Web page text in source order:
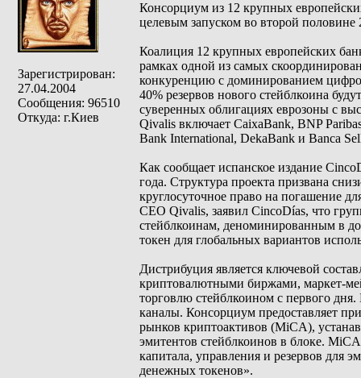
Зарегистрирован:
27.04.2004
Сообщения: 96510
Откуда: г.Киев
Консорциум из 12 крупных
целевым запуском во второй половине
Коалиция 12 крупных европейских
рамках одной из самых
конкуренцию с доминированием
40% резервов нового стейблкоина
суверенных облигациях еврозоны с
Qivalis включает CaixaBank, BNP
Bank International, DekaBank и Banca
Как сообщает испанское издание
года. Структура проекта призвана
круглосуточное право на погашение
CEO Qivalis, заявил CincoDías, что
стейблкоинам, деноминированным в
токен для глобальных вариантов
Дистрибуция является ключевой
криптовалютными биржами, маркет-
торговлю стейблкоином с первого дня.
каналы. Консорциум предоставляет
рынков криптоактивов (MiCA),
эмитентов стейблкоинов в блоке.
капитала, управления и резервов для
денежных токенов».